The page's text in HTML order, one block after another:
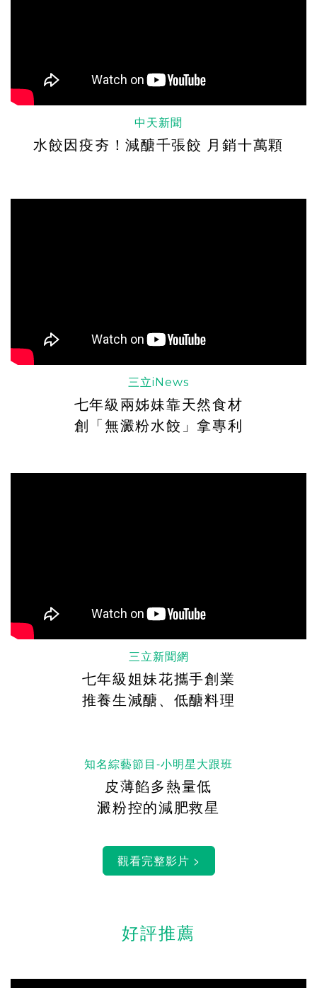
中天新聞
水餃因疫夯！減醣千張餃 月銷十萬顆
三立iNews
七年級兩姊妹靠天然食材
創「無澱粉水餃」拿專利
三立新聞網
七年級姐妹花攜手創業
推養生減醣、低醣料理
知名綜藝節目-小明星大跟班
皮薄餡多熱量低
澱粉控的減肥救星
好評推薦